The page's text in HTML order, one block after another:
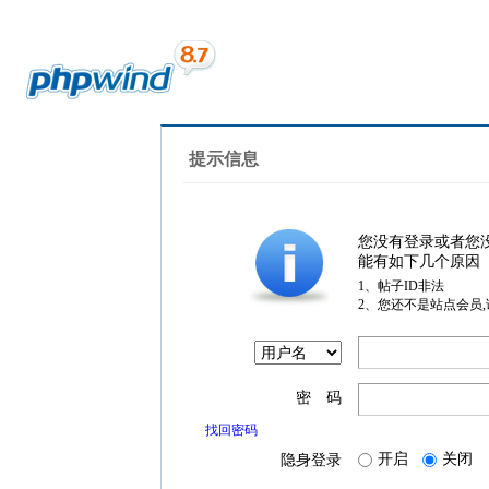
提示信息
您没有登录或者您
能有如下几个原因
1、帖子ID非法
2、您还不是站点会员
密 码
找回密码
隐身登录 开启 关闭